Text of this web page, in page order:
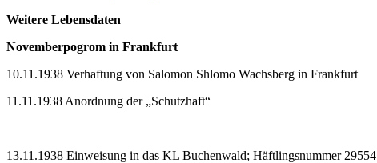
Weitere Lebensdaten
Novemberpogrom in Frankfurt
10.11.1938 Verhaftung von Salomon Shlomo Wachsberg in Frankfurt
11.11.1938 Anordnung der „Schutzhaft“
13.11.1938 Einweisung in das KL Buchenwald; Häftlingsnummer 29554